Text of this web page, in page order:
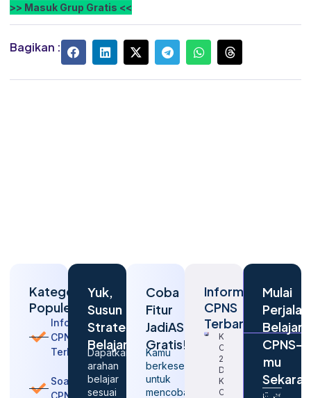
>> Masuk Grup Gratis <<
Bagikan :
Kategori
Populer
Informasi
CPNS
Terbaru
Soal
Yuk,
Susun
Strategi
Belajarmu
Dapatkan
arahan
belajar
sesuai
Coba
Fitur
JadiASN
Gratis!
Kamu
berkesempatan
untuk
mencoba
Informasi
CPNS
Terbaru
Kapan
CPNS
2026
Dibuka
Kembali?
Cek
Mulai
Belajar
CPNS-
mu